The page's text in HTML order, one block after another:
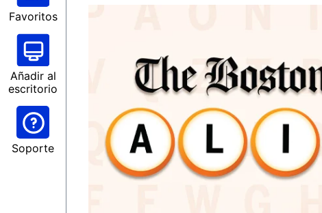
Favoritos
Añadir al
escritorio
Soporte